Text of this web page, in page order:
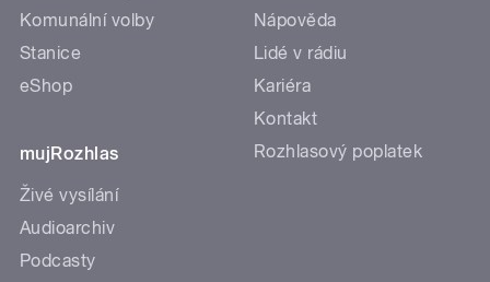
Komunální volby
Stanice
eShop
mujRozhlas
Živé vysílání
Audioarchiv
Podcasty
Nápověda
Lidé v rádiu
Kariéra
Kontakt
Rozhlasový poplatek